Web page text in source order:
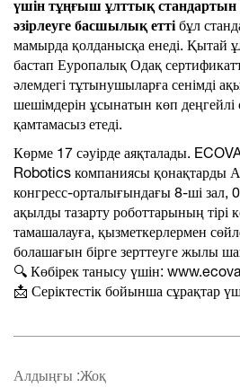
үшін тұңғыш ұлттық
әзірлеуге басшылық еттібұл
мамырда қолданысқа енеді. Қытай
бастап Еуропалық Одақ
әлемдегі тұтынушыларға сенімді
шешімдерін ұсынатын көп деңгейлі
қамтамасыз етеді.
Көрме 17 сәуірде аяқталады.
Robotics компаниясы қонақтарды
конгресс-орталығындағы 8-ші зал,
ақылды тазарту роботтарының тірі
тамашалауға, қызметкерлермен
болашағын бірге зерттеуге жылы
🔍 Көбірек танысу үшін:
📩 Серіктестік бойынша сұрақтар
Алдыңғы :Жоқ